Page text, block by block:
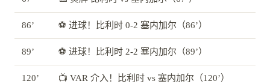
86’ ⚽ 进球！比利时 0-2 塞内加尔（86’）
89’ ⚽ 进球！比利时 2-2 塞内加尔（89’）
120’ 📺 VAR 介入！比利时 vs 塞内加尔（120’）